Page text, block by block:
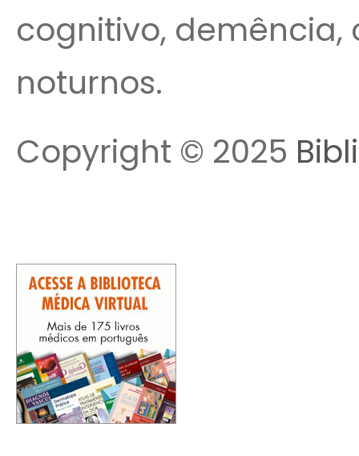
cognitivo, demência,
noturnos.
Copyright © 2025